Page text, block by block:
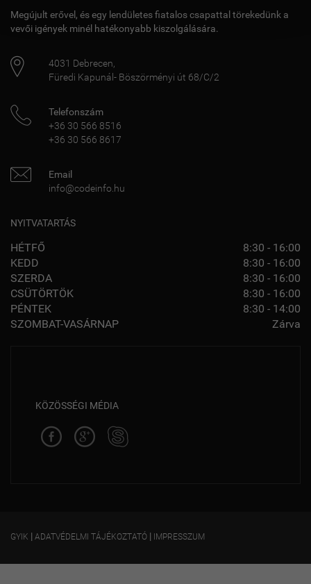
Megújult erővel, és egy lendületes fiatalos csapattal törekedünk a
vevői igények minél hatékonyabb kiszolgálására.
4031 Debrecen
Füredi Kapunál- Böszörményi út 68/C/2
Telefonszám
+36 30 566 8516
+36 30 566 8617
Email
info@codeinfo.hu
NYITVATARTÁS
HÉTFŐ
KEDD
SZERDA
CSÜTÖRTÖK
PÉNTEK
SZOMBAT-VASÁRNAP
8:30 - 16:00
8:30 - 16:00
8:30 - 16:00
8:30 - 16:00
8:30 - 14:00
Zárva
KÖZÖSSÉGI MÉDIA
GYIK | ADATVÉDELMI TÁJÉKOZTATÓ | IMPRESSZUM